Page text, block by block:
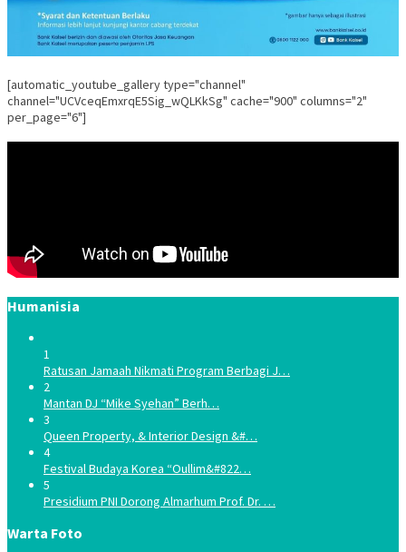
[automatic_youtube_gallery type="channel"
channel="UCVceqEmxrqE5Sig_wQLKkSg" cache="900" columns="2"
per_page="6"]
Humanisia
1
Ratusan Jamaah Nikmati Program Berbagi J…
2
Mantan DJ “Mike Syehan” Berh…
3
Queen Property, & Interior Design &#…
4
Festival Budaya Korea “Oullim&#822…
5
Presidium PNI Dorong Almarhum Prof. Dr. …
Warta Foto